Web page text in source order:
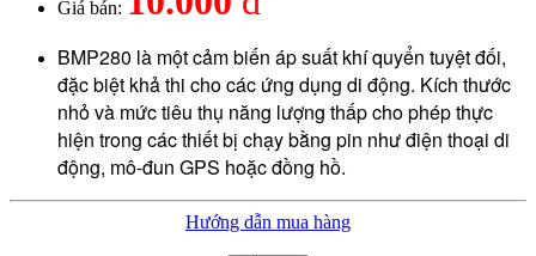
Giá bán:
BMP280 là một cảm biến áp suất khí quyển tuyệt đối,
đặc biệt khả thi cho các ứng dụng di động. Kích thước
nhỏ và mức tiêu thụ năng lượng thấp cho phép thực
hiện trong các thiết bị chạy bằng pin như điện thoại di
động, mô-đun GPS hoặc đồng hồ.
Hướng dẫn mua hàng